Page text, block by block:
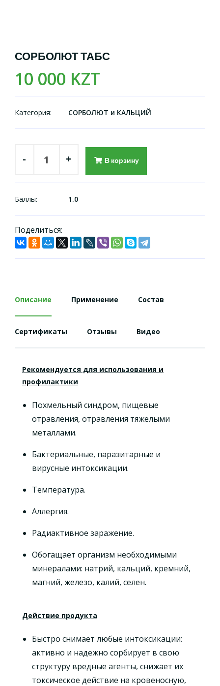
СОРБОЛЮТ ТАБС
10 000 KZT
Категория: СОРБОЛЮТ и КАЛЬЦИЙ
- + В корзину
Баллы: 1.0
Поделиться:
Описание Применение Состав
Сертификаты Отзывы Видео
Рекомендуется для использования и
профилактики
Похмельный синдром, пищевые
отравления, отравления тяжелыми
металлами.
Бактериальные, паразитарные и
вирусные интоксикации.
Температура.
Аллергия.
Радиактивное заражение.
Обогащает организм необходимыми
минералами: натрий, кальций, кремний,
магний, железо, калий, селен.
Действие продукта
Быстро снимает любые интоксикации:
активно и надежно сорбирует в свою
структуру вредные агенты, снижает их
токсическое действие на кровеносную,